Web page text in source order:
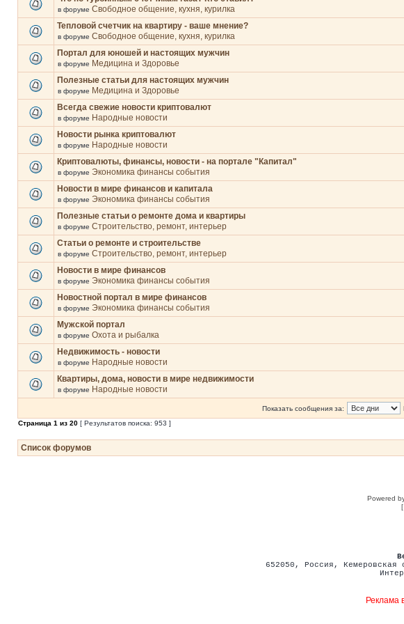
в форуме Свободное общение, кухня, курилка
Тепловой счетчик на квартиру - ваше мнение?
в форуме Свободное общение, кухня, курилка
Портал для юношей и настоящих мужчин
в форуме Медицина и Здоровье
Полезные статьи для настоящих мужчин
в форуме Медицина и Здоровье
Всегда свежие новости криптовалют
в форуме Народные новости
Новости рынка криптовалют
в форуме Народные новости
Криптовалюты, финансы, новости - на портале "Капитал"
в форуме Экономика финансы события
Новости в мире финансов и капитала
в форуме Экономика финансы события
Полезные статьи о ремонте дома и квартиры
в форуме Строительство, ремонт, интерьер
Статьи о ремонте и строительстве
в форуме Строительство, ремонт, интерьер
Новости в мире финансов
в форуме Экономика финансы события
Новостной портал в мире финансов
в форуме Экономика финансы события
Мужской портал
в форуме Охота и рыбалка
Недвижимость - новости
в форуме Народные новости
Квартиры, дома, новости в мире недвижимости
в форуме Народные новости
Показать сообщения за:
Страница 1 из 20 [ Результатов поиска: 953 ]
Список форумов
Powered
652050 , Россия , Кемеровская
Реклама